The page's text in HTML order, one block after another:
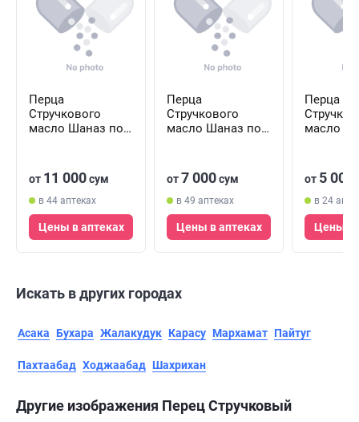
Перца
Стручкового
масло Шаназ по
от 11 000сум
в 44 аптеках
Цены в аптеках
Перца
Стручкового
масло Шаназ по
от7 000сум
в 49 аптеках
Цены в аптеках
Перца
масло
от 5 000
в 24
Цены в
Искать в других городах
Асака Бухара Жалакудук Карасу Мархамат Пайтуг
Пахтаабад Ходжаабад Шахрихан
Другие изображения Перец Стручковый